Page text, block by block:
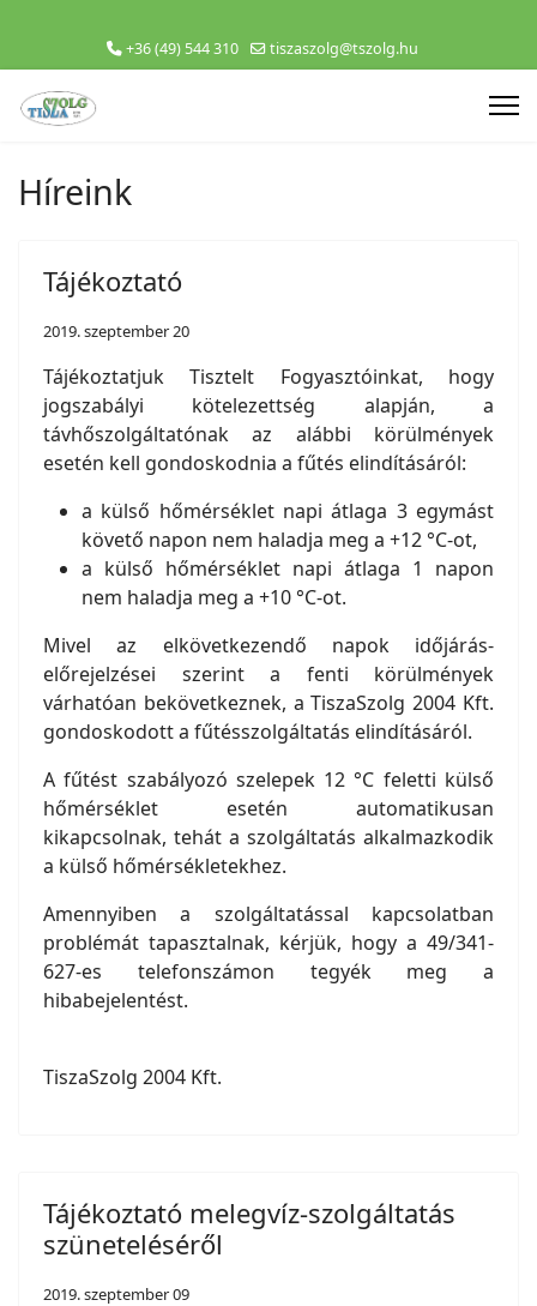
+36 (49) 544 310 tiszaszolg@tszolg.hu
Híreink
Tájékoztató
2019. szeptember 20
Tájékoztatjuk Tisztelt Fogyasztóinkat, hogy
jogszabályi kötelezettség alapján, a
távhőszolgáltatónak az alábbi körülmények
esetén kell gondoskodnia a fűtés elindításáról:
a külső hőmérséklet napi átlaga 3 egymást
követő napon nem haladja meg a +12 °C-ot,
a külső hőmérséklet napi átlaga 1 napon
nem haladja meg a +10 °C-ot.
Mivel az elkövetkezendő napok időjárás-
előrejelzései szerint a fenti körülmények
várhatóan bekövetkeznek, a TiszaSzolg 2004 Kft.
gondoskodott a fűtésszolgáltatás elindításáról.
A fűtést szabályozó szelepek 12 °C feletti külső
hőmérséklet esetén automatikusan
kikapcsolnak, tehát a szolgáltatás alkalmazkodik
a külső hőmérsékletekhez.
Amennyiben a szolgáltatással kapcsolatban
problémát tapasztalnak, kérjük, hogy a 49/341-
627-es telefonszámon tegyék meg a
hibabejelentést.
TiszaSzolg 2004 Kft.
Tájékoztató melegvíz-szolgáltatás
szüneteléséről
2019. szeptember 09